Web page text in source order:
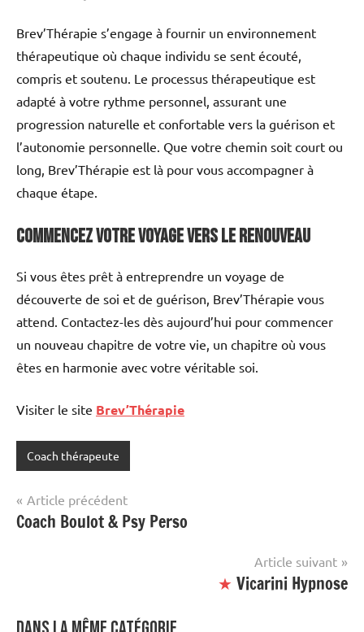
Brev’Thérapie s’engage à fournir un environnement
thérapeutique où chaque individu se sent écouté,
compris et soutenu. Le processus thérapeutique est
adapté à votre rythme personnel, assurant une
progression naturelle et confortable vers la guérison et
l’autonomie personnelle. Que votre chemin soit court ou
long, Brev’Thérapie est là pour vous accompagner à
chaque étape.
Commencez votre voyage vers le renouveau
Si vous êtes prêt à entreprendre un voyage de
découverte de soi et de guérison, Brev’Thérapie vous
attend. Contactez-les dès aujourd’hui pour commencer
un nouveau chapitre de votre vie, un chapitre où vous
êtes en harmonie avec votre véritable soi.
Visiter le site Brev’Thérapie
Coach thérapeute
Navigation
de
Article précédent
Coach Boulot & Psy Perso
Article suivant
★ Vicarini Hypnose